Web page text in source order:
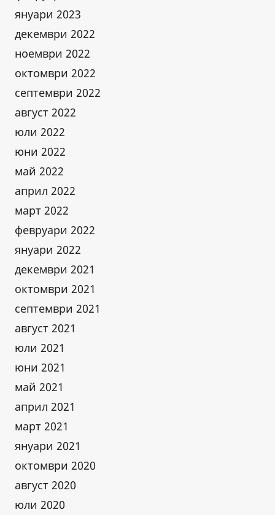
януари 2023
декември 2022
ноември 2022
октомври 2022
септември 2022
август 2022
юли 2022
юни 2022
май 2022
април 2022
март 2022
февруари 2022
януари 2022
декември 2021
октомври 2021
септември 2021
август 2021
юли 2021
юни 2021
май 2021
април 2021
март 2021
януари 2021
октомври 2020
август 2020
юли 2020